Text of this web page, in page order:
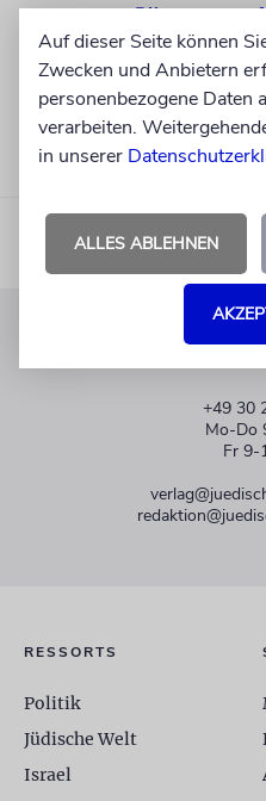
+49 30
Mo-Do
Fr 9-
RESSORTS
Politik
Jüdische Welt
Israel
Auf dieser Seite können
Zwecken und Anbietern
personenbezogene Daten
verarbeiten.
in unserer
ALLES ABLEHNEN